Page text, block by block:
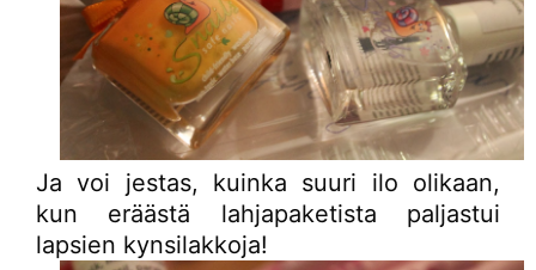
Ja voi jestas, kuinka suuri ilo olikaan,
kun eräästä lahjapaketista paljastui
lapsien kynsilakkoja!